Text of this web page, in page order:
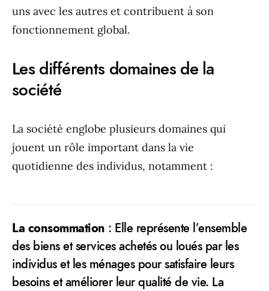
uns avec les autres et contribuent à son
fonctionnement global.
Les différents domaines de la
société
La société englobe plusieurs domaines qui
jouent un rôle important dans la vie
quotidienne des individus, notamment :
La consommation : Elle représente l’ensemble
des biens et services achetés ou loués par les
individus et les ménages pour satisfaire leurs
besoins et améliorer leur qualité de vie. La